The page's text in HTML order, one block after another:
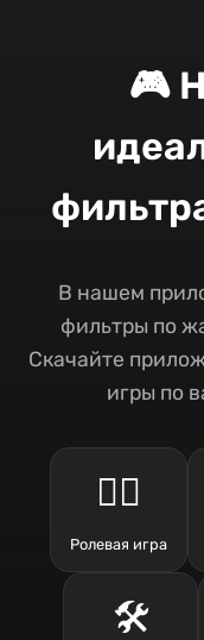
🎮
В нашем
фильтры по
Скачайте
игры по
🧙‍♂️
Ролевая игра
🛠️